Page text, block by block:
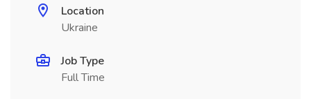
Location
Ukraine
Job Type
Full Time